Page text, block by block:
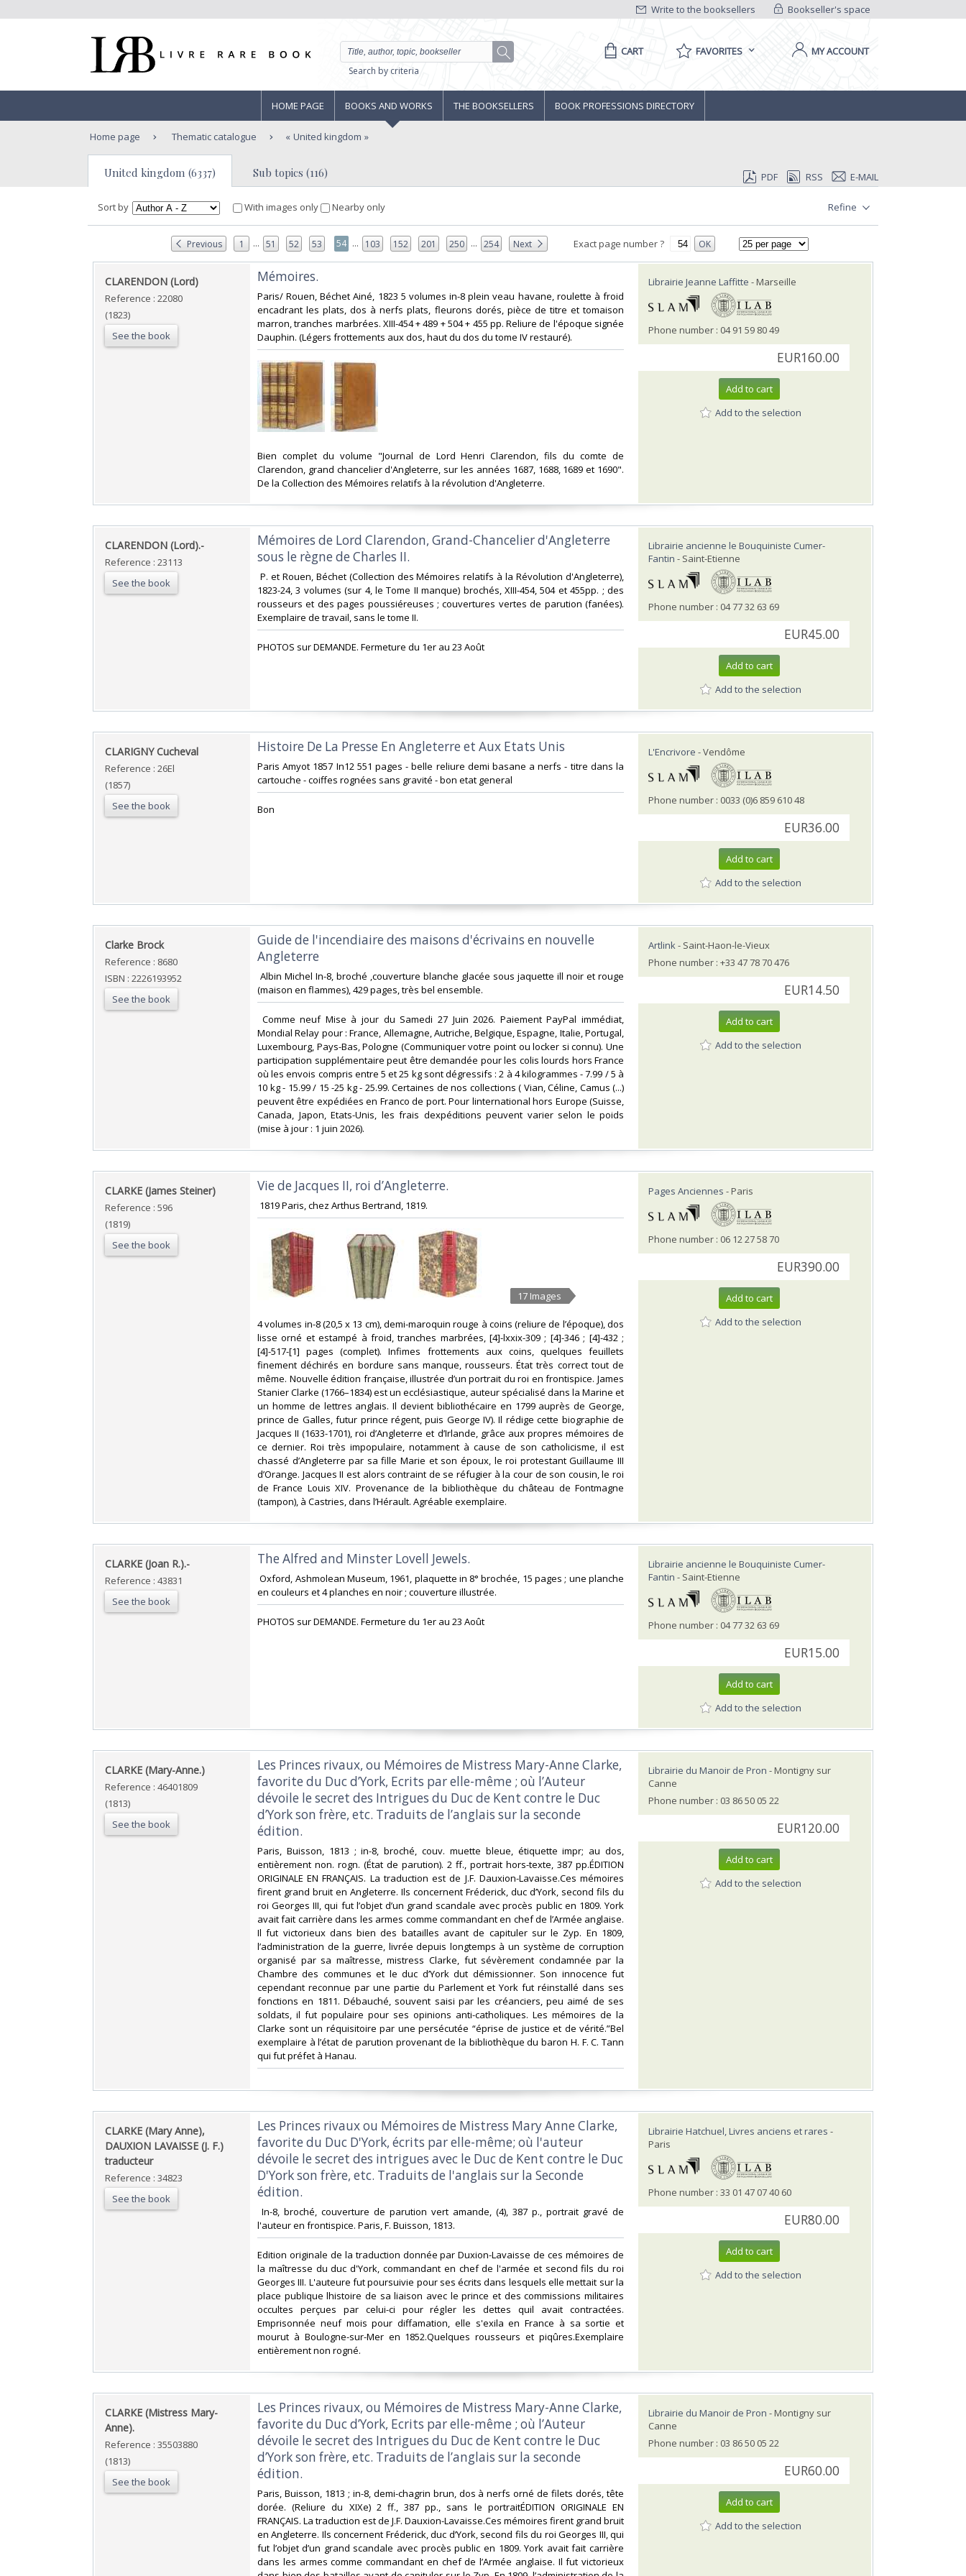
Bookseller's space
Write to the booksellers
Search by criteria
CART FAVORITES MY ACCOUNT
HOME PAGE BOOKS AND WORKS THE BOOKSELLERS BOOK PROFESSIONS DIRECTORY
Home page Thematic catalogue United kingdom
United kingdom (6337) Sub topics (116) PDF RSS E-MAIL
Sort by With images only Nearby only Refine
Previous 1 ... 51 52 53 54 ... 103 152 201 250 ... 254 Next Exact page number ? OK
‎CLARENDON (Lord)‎
Reference : 22080
(1823)
See the book
‎Mémoires.‎
‎Paris/ Rouen, Béchet Ainé, 1823 5 volumes in-8 plein veau havane, roulette à froid
encadrant les plats, dos à nerfs plats, fleurons dorés, pièce de titre et tomaison
marron, tranches marbrées. XIII-454 + 489 + 504 + 455 pp. Reliure de l'époque signée
Dauphin. (Légers frottements aux dos, haut du dos du tome IV restauré). ‎
‎Bien complet du volume "Journal de Lord Henri Clarendon, fils du comte de
Clarendon, grand chancelier d'Angleterre, sur les années 1687, 1688, 1689 et 1690".
De la Collection des Mémoires relatifs à la révolution d'Angleterre. ‎
Librairie Jeanne Laffitte - Marseille
Phone number : 04 91 59 80 49
EUR160.00
Add to cart
Add to the selection
‎CLARENDON (Lord).-‎
Reference : 23113
See the book
‎Mémoires de Lord Clarendon, Grand-Chancelier d'Angleterre
sous le règne de Charles II.‎
‎ P. et Rouen, Béchet (Collection des Mémoires relatifs à la Révolution d'Angleterre),
1823-24, 3 volumes (sur 4, le Tome II manque) brochés, XIII-454, 504 et 455pp. ; des
rousseurs et des pages poussiéreuses ; couvertures vertes de parution (fanées).
Exemplaire de travail, sans le tome II. ‎
‎PHOTOS sur DEMANDE. Fermeture du 1er au 23 Août‎
Librairie ancienne le Bouquiniste Cumer-
Fantin - Saint-Etienne
Phone number : 04 77 32 63 69
EUR45.00
Add to cart
Add to the selection
‎CLARIGNY Cucheval‎
Reference : 26El
(1857)
See the book
‎Histoire De La Presse En Angleterre et Aux Etats Unis‎
‎Paris Amyot 1857 In12 551 pages - belle reliure demi basane a nerfs - titre dans la
cartouche - coiffes rognées sans gravité - bon etat general‎
‎Bon ‎
L'Encrivore - Vendôme
Phone number : 0033 (0)6 859 610 48
EUR36.00
Add to cart
Add to the selection
‎Clarke Brock‎
Reference : 8680
ISBN : 2226193952
See the book
‎Guide de l'incendiaire des maisons d'écrivains en nouvelle
Angleterre‎
‎ Albin Michel In-8, broché ,couverture blanche glacée sous jaquette ill noir et rouge
(maison en flammes), 429 pages, très bel ensemble.‎
‎ Comme neuf Mise à jour du Samedi 27 Juin 2026. Paiement PayPal immédiat,
Mondial Relay pour : France, Allemagne, Autriche, Belgique, Espagne, Italie, Portugal,
Luxembourg, Pays-Bas, Pologne (Communiquer votre point ou locker si connu). Une
participation supplémentaire peut être demandée pour les colis lourds hors France
où les envois compris entre 5 et 25 kg sont dégressifs : 2 à 4 kilogrammes - 7.99 / 5 à
10 kg - 15.99 / 15 -25 kg - 25.99. Certaines de nos collections ( Vian, Céline, Camus (...)
peuvent être expédiées en Franco de port. Pour linternational hors Europe (Suisse,
Canada, Japon, Etats-Unis, les frais dexpéditions peuvent varier selon le poids
(mise à jour : 1 juin 2026). ‎
Artlink- Saint-Haon-le-Vieux
Phone number : +33 47 78 70 476
EUR14.50
Add to cart
Add to the selection
‎CLARKE (James Steiner) ‎
Reference : 596
(1819)
See the book
‎Vie de Jacques II, roi d’Angleterre. ‎
‎ 1819 Paris, chez Arthus Bertrand, 1819. ‎
17 Images
‎4 volumes in-8 (20,5 x 13 cm), demi-maroquin rouge à coins (reliure de l’époque), dos
lisse orné et estampé à froid, tranches marbrées, [4]-lxxix-309 ; [4]-346 ; [4]-432 ;
[4]-517-[1] pages (complet). Infimes frottements aux coins, quelques feuillets
finement déchirés en bordure sans manque, rousseurs. État très correct tout de
même. Nouvelle édition française, illustrée d’un portrait du roi en frontispice. James
Stanier Clarke (1766–1834) est un ecclésiastique, auteur spécialisé dans la Marine et
un homme de lettres anglais. Il devient bibliothécaire en 1799 auprès de George,
prince de Galles, futur prince régent, puis George IV). Il rédige cette biographie de
Jacques II (1633-1701), roi d’Angleterre et d’Irlande, grâce aux propres mémoires de
ce dernier. Roi très impopulaire, notamment à cause de son catholicisme, il est
chassé d’Angleterre par sa fille Marie et son époux, le roi protestant Guillaume III
d’Orange. Jacques II est alors contraint de se réfugier à la cour de son cousin, le roi
de France Louis XIV. Provenance de la bibliothèque du château de Fontmagne
(tampon), à Castries, dans l’Hérault. Agréable exemplaire. ‎
Pages Anciennes - Paris
Phone number : 06 12 27 58 70
EUR390.00
Add to cart
Add to the selection
‎CLARKE (Joan R.).-‎
Reference : 43831
See the book
‎The Alfred and Minster Lovell Jewels.‎
‎ Oxford, Ashmolean Museum, 1961, plaquette in 8° brochée, 15 pages ; une planche
en couleurs et 4 planches en noir ; couverture illustrée. ‎
‎PHOTOS sur DEMANDE. Fermeture du 1er au 23 Août‎
Librairie ancienne le Bouquiniste Cumer-
Fantin - Saint-Etienne
Phone number : 04 77 32 63 69
EUR15.00
Add to cart
Add to the selection
‎CLARKE (Mary-Anne.)‎
Reference : 46401809
(1813)
See the book
‎Les Princes rivaux, ou Mémoires de Mistress Mary-Anne Clarke,
favorite du Duc d’York, Ecrits par elle-même ; où l’Auteur
dévoile le secret des Intrigues du Duc de Kent contre le Duc
d’York son frère, etc. Traduits de l’anglais sur la seconde
édition.‎
‎Paris, Buisson, 1813 ; in-8, broché, couv. muette bleue, étiquette impr; au dos,
entièrement non. rogn. (État de parution). 2 ff., portrait hors-texte, 387 pp.ÉDITION
ORIGINALE EN FRANÇAIS. La traduction est de J.F. Dauxion-Lavaisse.Ces mémoires
firent grand bruit en Angleterre. Ils concernent Fréderick, duc d’York, second fils du
roi Georges III, qui fut l’objet d’un grand scandale avec procès public en 1809. York
avait fait carrière dans les armes comme commandant en chef de l’Armée anglaise.
Il fut victorieux dans bien des batailles avant de capituler sur le Zyp. En 1809,
l’administration de la guerre, livrée depuis longtemps à un système de corruption
organisé par sa maîtresse, mistress Clarke, fut sévèrement condamnée par la
Chambre des communes et le duc d’York dut démissionner. Son innocence fut
cependant reconnue par une partie du Parlement et York fut réinstallé dans ses
fonctions en 1811. Débauché, souvent saisi par les créanciers, peu aimé de ses
soldats, il fut populaire pour ses opinions anti-catholiques. Les mémoires de la
Clarke sont un réquisitoire par une persécutée “éprise de justice et de vérité.”Bel
exemplaire à l’état de parution provenant de la bibliothèque du baron H. F. C. Tann
qui fut préfet à Hanau.‎
Librairie du Manoir de Pron - Montigny sur
Canne
Phone number : 03 86 50 05 22
EUR120.00
Add to cart
Add to the selection
‎CLARKE (Mary Anne),
DAUXION LAVAISSE (J. F.)
traducteur‎
Reference : 34823
See the book
‎Les Princes rivaux ou Mémoires de Mistress Mary Anne Clarke,
favorite du Duc D'York, écrits par elle-même; où l'auteur
dévoile le secret des intrigues avec le Duc de Kent contre le Duc
D'York son frère, etc. Traduits de l'anglais sur la Seconde
édition.‎
‎ In-8, broché, couverture de parution vert amande, (4), 387 p., portrait gravé de
l'auteur en frontispice. Paris, F. Buisson, 1813.‎
‎Edition originale de la traduction donnée par Duxion-Lavaisse de ces mémoires de
la maîtresse du duc d'York, commandant en chef de l'armée et second fils du roi
Georges III. L'auteure fut poursuivie pour ses écrits dans lesquels elle mettait sur la
place publique lhistoire de sa liaison avec le prince et des commissions militaires
occultes perçues par celui-ci pour régler les dettes quil avait contractées.
Emprisonnée neuf mois pour diffamation, elle s'exila en France à sa sortie et
mourut à Boulogne-sur-Mer en 1852.Quelques rousseurs et piqûres.Exemplaire
entièrement non rogné. ‎
Librairie Hatchuel, Livres anciens et rares -
Paris
Phone number : 33 01 47 07 40 60
EUR80.00
Add to cart
Add to the selection
‎CLARKE (Mistress Mary-
Anne).‎
Reference : 35503880
(1813)
See the book
‎Les Princes rivaux, ou Mémoires de Mistress Mary-Anne Clarke,
favorite du Duc d’York, Ecrits par elle-même ; où l’Auteur
dévoile le secret des Intrigues du Duc de Kent contre le Duc
d’York son frère, etc. Traduits de l’anglais sur la seconde
édition.‎
‎Paris, Buisson, 1813 ; in-8, demi-chagrin brun, dos à nerfs orné de filets dorés, tête
dorée. (Reliure du XIXe) 2 ff., 387 pp., sans le portraitÉDITION ORIGINALE EN
FRANÇAIS. La traduction est de J.F. Dauxion-Lavaisse.Ces mémoires firent grand bruit
en Angleterre. Ils concernent Fréderick, duc d’York, second fils du roi Georges III, qui
fut l’objet d’un grand scandale avec procès public en 1809. York avait fait carrière
dans les armes comme commandant en chef de l’Armée anglaise. Il fut victorieux
Librairie du Manoir de Pron - Montigny sur
Canne
Phone number : 03 86 50 05 22
EUR60.00
Add to cart
Add to the selection